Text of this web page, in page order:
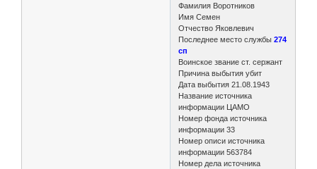
Фамилия Воротников
Имя Семен
Отчество Яковлевич
Последнее место службы274
сп
Воинское звание ст. сержант
Причина выбытия убит
Дата выбытия 21.08.1943
Название источника
информации ЦАМО
Номер фонда источника
информации 33
Номер описи источника
информации 563784
Номер дела источника